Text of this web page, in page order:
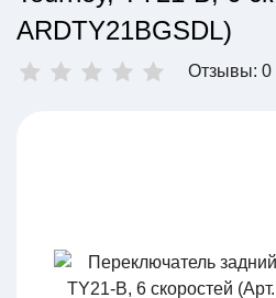
ARDTY21BGSDL)
Отзывы: 0